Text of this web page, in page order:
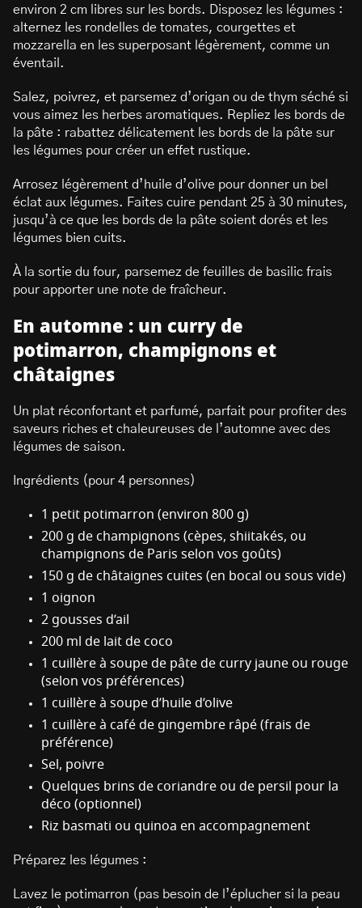
environ 2 cm libres sur les bords. Disposez les légumes :
alternez les rondelles de tomates, courgettes et
mozzarella en les superposant légèrement, comme un
éventail.
Salez, poivrez, et parsemez d’origan ou de thym séché si
vous aimez les herbes aromatiques. Repliez les bords de
la pâte : rabattez délicatement les bords de la pâte sur
les légumes pour créer un effet rustique.
Arrosez légèrement d’huile d’olive pour donner un bel
éclat aux légumes. Faites cuire pendant 25 à 30 minutes,
jusqu’à ce que les bords de la pâte soient dorés et les
légumes bien cuits.
À la sortie du four, parsemez de feuilles de basilic frais
pour apporter une note de fraîcheur.
En automne : un curry de
potimarron, champignons et
châtaignes
Un plat réconfortant et parfumé, parfait pour profiter des
saveurs riches et chaleureuses de l’automne avec des
légumes de saison.
Ingrédients (pour 4 personnes)
1 petit potimarron (environ 800 g)
200 g de champignons (cèpes, shiitakés, ou
champignons de Paris selon vos goûts)
150 g de châtaignes cuites (en bocal ou sous vide)
1 oignon
2 gousses d’ail
200 ml de lait de coco
1 cuillère à soupe de pâte de curry jaune ou rouge
(selon vos préférences)
1 cuillère à soupe d’huile d’olive
1 cuillère à café de gingembre râpé (frais de
préférence)
Sel, poivre
Quelques brins de coriandre ou de persil pour la
déco (optionnel)
Riz basmati ou quinoa en accompagnement
Préparez les légumes :
Lavez le potimarron (pas besoin de l’éplucher si la peau